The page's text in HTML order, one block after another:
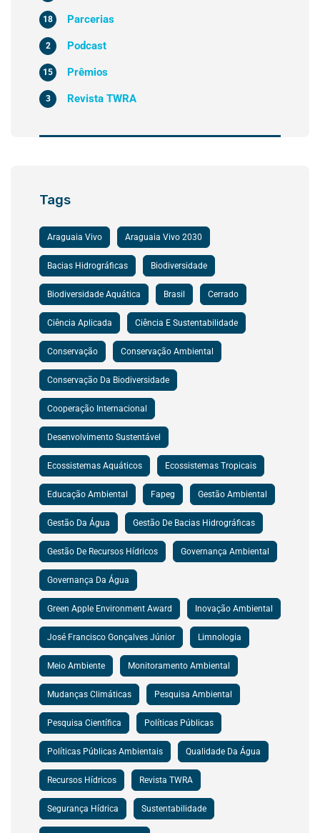
Parcerias
18
Podcast
2
Prêmios
15
Revista TWRA
3
Tags
Araguaia Vivo Araguaia Vivo 2030
Bacias Hidrográficas Biodiversidade
Biodiversidade Aquática Brasil Cerrado
Ciência Aplicada Ciência E Sustentabilidade
Conservação Conservação Ambiental
Conservação Da Biodiversidade
Cooperação Internacional
Desenvolvimento Sustentável
Ecossistemas Aquáticos Ecossistemas Tropicais
Educação Ambiental Fapeg Gestão Ambiental
Gestão Da Água Gestão De Bacias Hidrográficas
Gestão De Recursos Hídricos Governança Ambiental
Governança Da Água
Green Apple Environment Award Inovação Ambiental
José Francisco Gonçalves Júnior Limnologia
Meio Ambiente Monitoramento Ambiental
Mudanças Climáticas Pesquisa Ambiental
Pesquisa Científica Políticas Públicas
Políticas Públicas Ambientais Qualidade Da Água
Recursos Hídricos Revista TWRA
Segurança Hídrica Sustentabilidade